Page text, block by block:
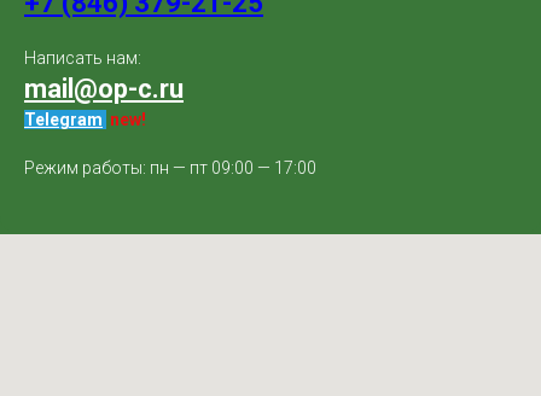
Написать нам:
mail@op-c.ru
Telegram new!
Режим работы: пн — пт 09:00 — 17:00